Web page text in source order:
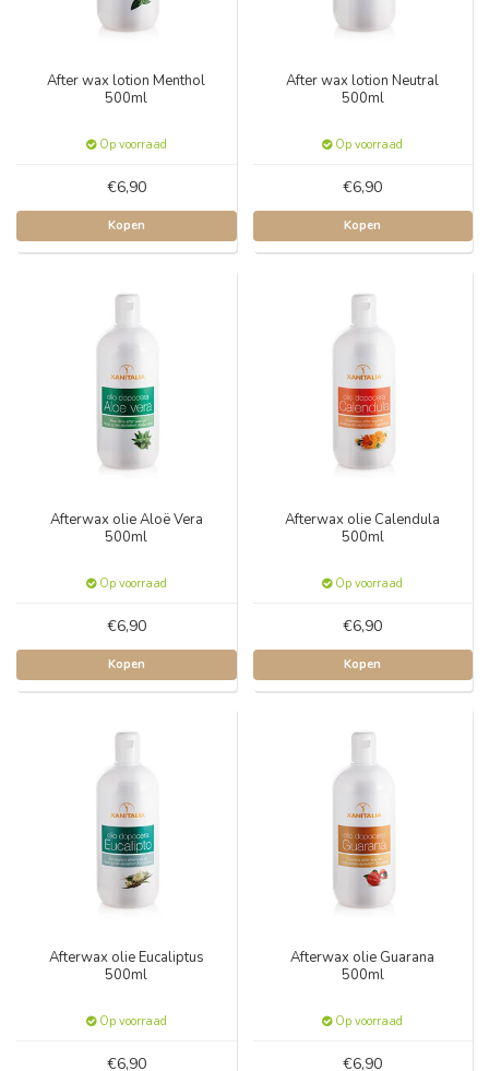
After wax lotion Menthol
500ml
Op voorraad
€6,90
Kopen
After wax lotion Neutral
500ml
Op voorraad
€6,90
Kopen
Afterwax olie Aloë Vera
500ml
Op voorraad
€6,90
Kopen
Afterwax olie Calendula
500ml
Op voorraad
€6,90
Kopen
Afterwax olie Eucaliptus
500ml
Op voorraad
€6,90
Afterwax olie Guarana
500ml
Op voorraad
€6,90